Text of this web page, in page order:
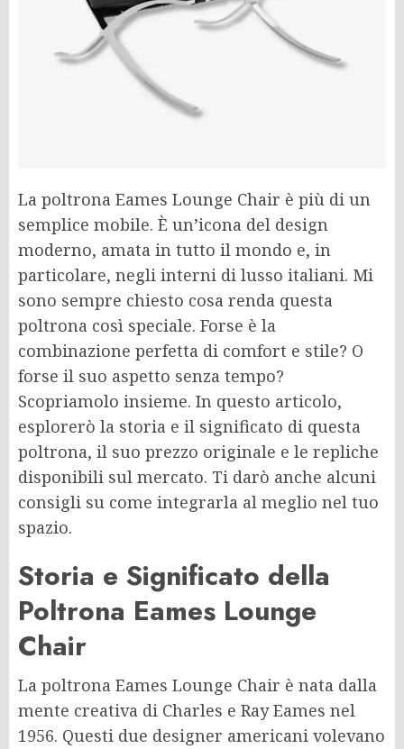
La poltrona Eames Lounge Chair è più di un
semplice mobile. È un’icona del design
moderno, amata in tutto il mondo e, in
particolare, negli interni di lusso italiani. Mi
sono sempre chiesto cosa renda questa
poltrona così speciale. Forse è la
combinazione perfetta di comfort e stile? O
forse il suo aspetto senza tempo?
Scopriamolo insieme. In questo articolo,
esplorerò la storia e il significato di questa
poltrona, il suo prezzo originale e le repliche
disponibili sul mercato. Ti darò anche alcuni
consigli su come integrarla al meglio nel tuo
spazio.
Storia e Significato della
Poltrona Eames Lounge
Chair
La poltrona Eames Lounge Chair è nata dalla
mente creativa di Charles e Ray Eames nel
1956. Questi due designer americani volevano